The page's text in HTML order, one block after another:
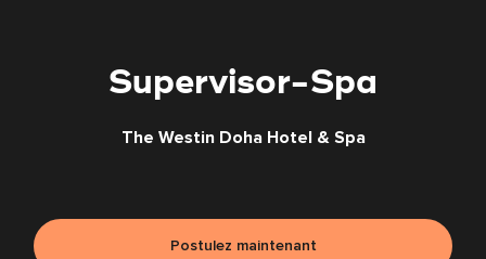
Supervisor-Spa
The Westin Doha Hotel & Spa
Postulez maintenant